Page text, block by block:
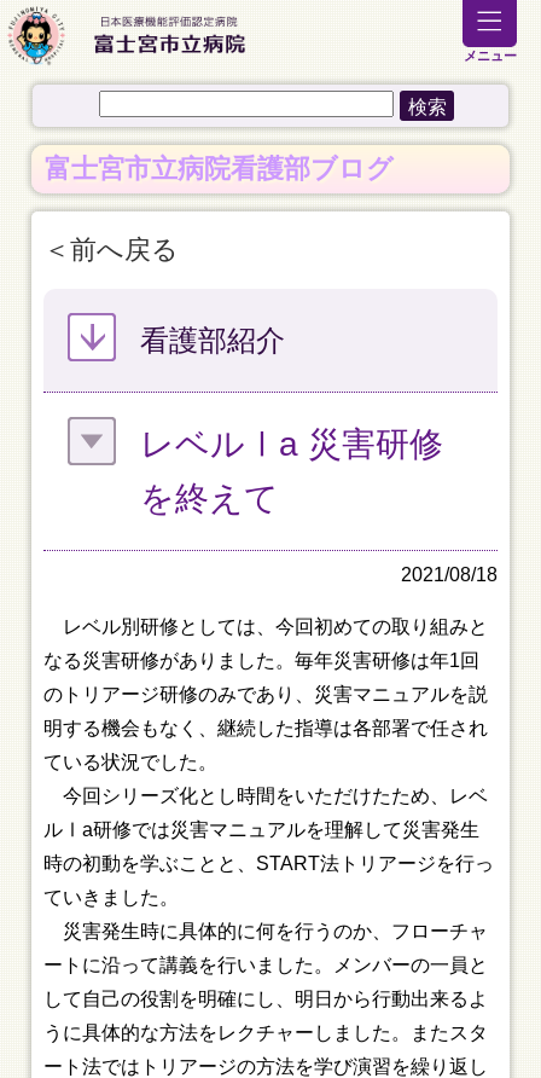
メニュー
富士宮市立病院看護部ブログ
前へ戻る
看護部紹介
レベルⅠa 災害研修
を終えて
2021/08/18
レベル別研修としては、今回初めての取り組みと
なる災害研修がありました。毎年災害研修は年1回
のトリアージ研修のみであり、災害マニュアルを説
明する機会もなく、継続した指導は各部署で任され
ている状況でした。
今回シリーズ化とし時間をいただけたため、レベ
ルⅠa研修では災害マニュアルを理解して災害発生
時の初動を学ぶことと、START法トリアージを行っ
ていきました。
災害発生時に具体的に何を行うのか、フローチャ
ートに沿って講義を行いました。メンバーの一員と
して自己の役割を明確にし、明日から行動出来るよ
うに具体的な方法をレクチャーしました。またスタ
ート法ではトリアージの方法を学び演習を繰り返し